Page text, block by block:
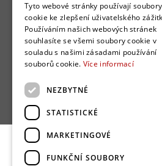
Uživatelské
Ochrana osobních
Cookies
Copyright © 2013 -
Tyto webové stránky používají soubory
cookie ke zlepšení uživatelského
Používáním našich webových stránek
souhlasíte se všemi soubory cookie v
souladu s našimi zásadami používání
souborů cookie. Více informací
NEZBYTNÉ
STATISTICKÉ
MARKETINGOVÉ
FUNKČNÍ SOUBORY